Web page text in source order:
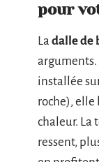
pour
La dalle de
arguments.
installée
roche), elle
chaleur. La
ressent,